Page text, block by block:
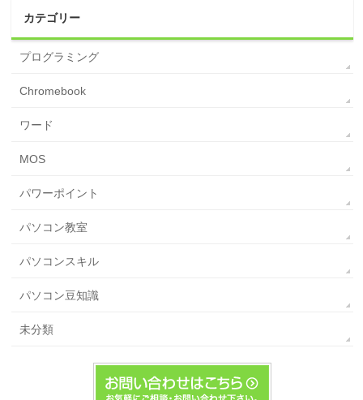
カテゴリー
プログラミング
Chromebook
ワード
MOS
パワーポイント
パソコン教室
パソコンスキル
パソコン豆知識
未分類